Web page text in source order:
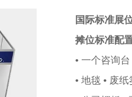
国际标准展
摊位标准配
• 一个咨询
• 地毯 • 废纸